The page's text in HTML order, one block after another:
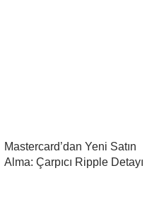
Mastercard’dan Yeni Satın
Alma: Çarpıcı Ripple Detayı